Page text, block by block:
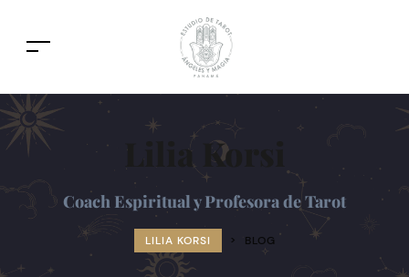
Lilia Korsi
Coach Espiritual y Profesora de Tarot
LILIA KORSI > BLOG